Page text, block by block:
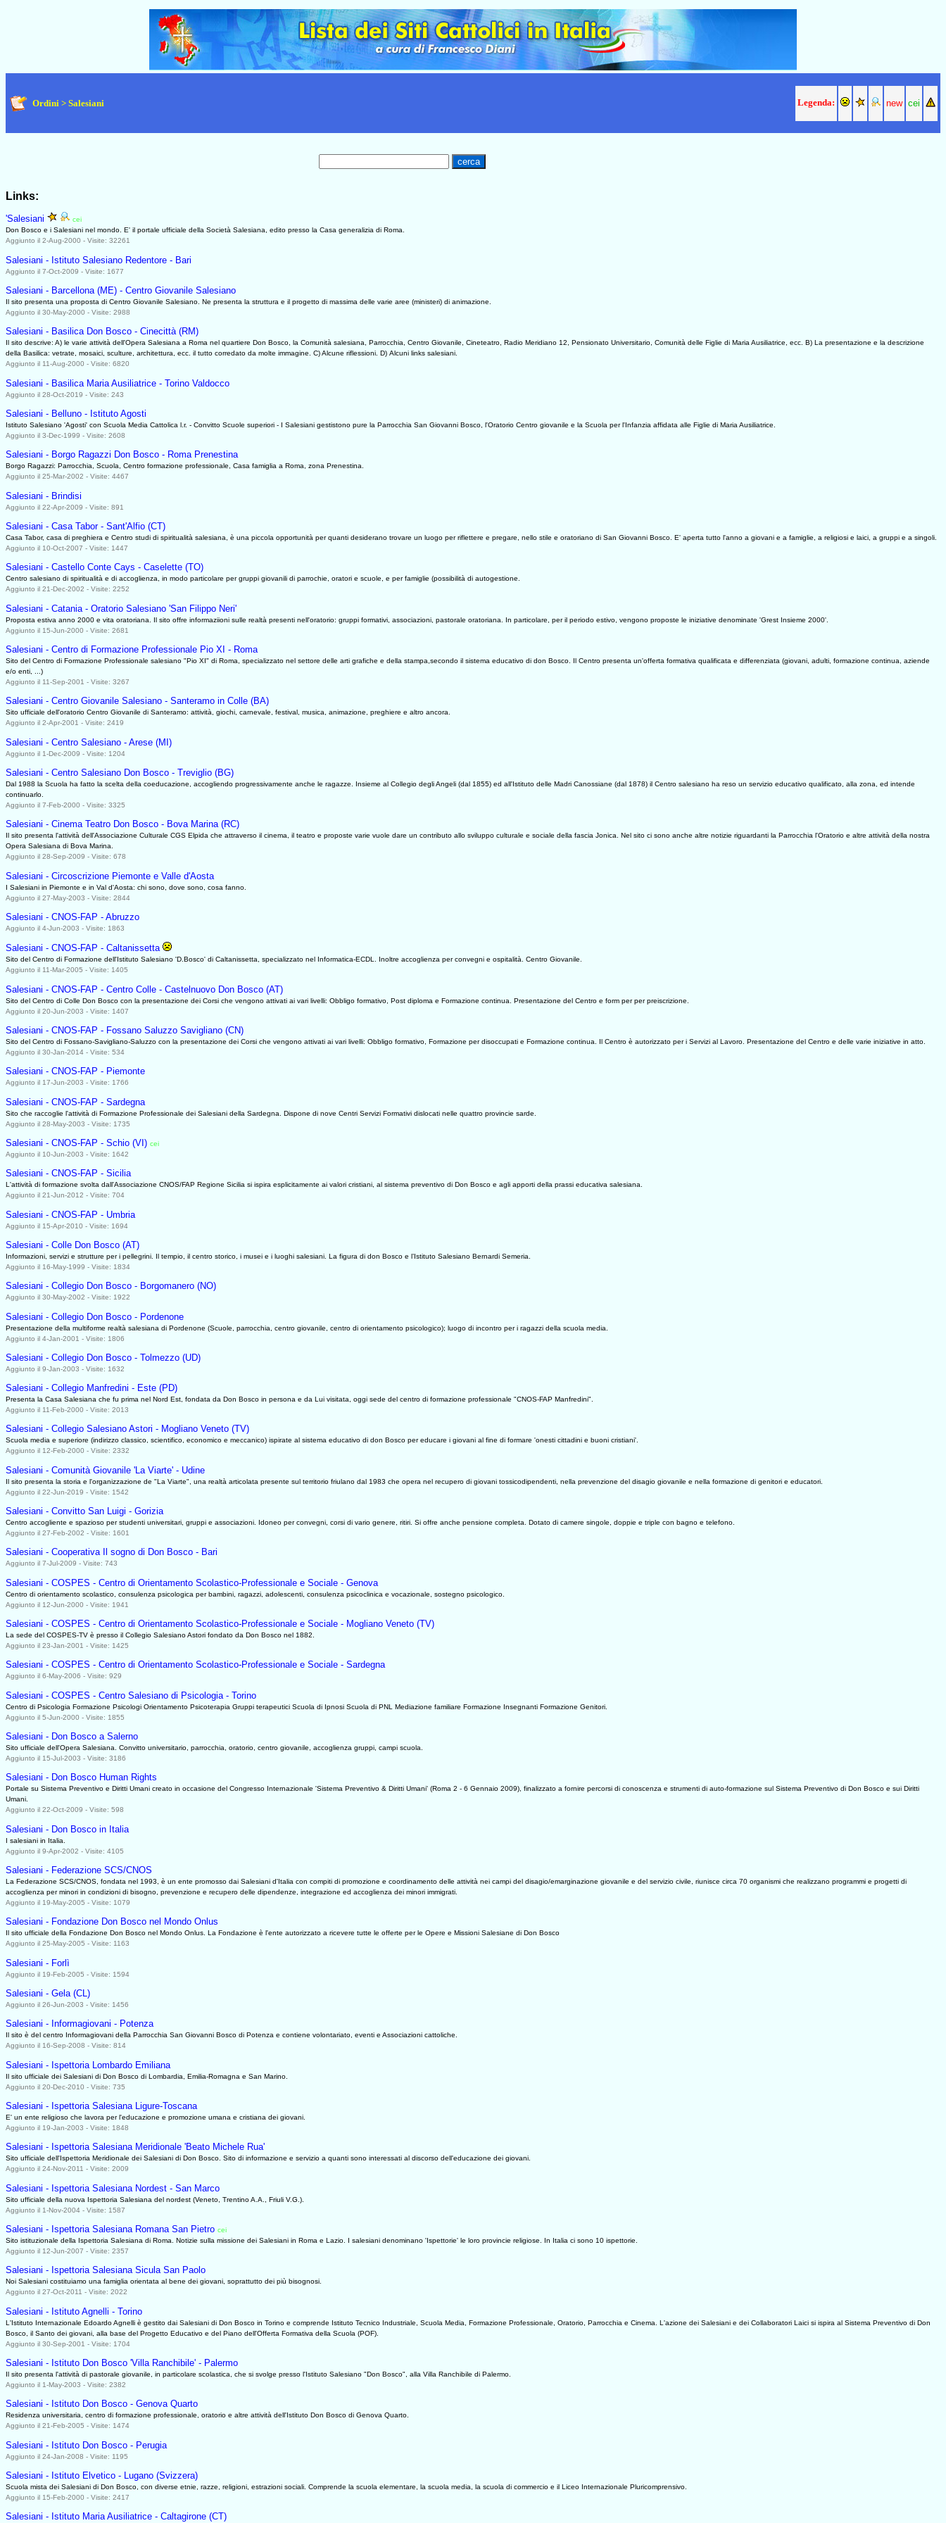
Ordini > Salesiani Legenda: new cei
Links:
'Salesiani cei
Don Bosco e i Salesiani nel mondo. E' il portale ufficiale della Società Salesiana, edito presso la Casa generalizia di Roma.
Aggiunto il 2-Aug-2000 - Visite: 32261
Salesiani - Istituto Salesiano Redentore - Bari
Aggiunto il 7-Oct-2009 - Visite: 1677
Salesiani - Barcellona (ME) - Centro Giovanile Salesiano
Il sito presenta una proposta di Centro Giovanile Salesiano. Ne presenta la struttura e il progetto di massima delle varie aree (ministeri) di animazione.
Aggiunto il 30-May-2000 - Visite: 2988
Salesiani - Basilica Don Bosco - Cinecittà (RM)
Il sito descrive: A) le varie attività dell'Opera Salesiana a Roma nel quartiere Don Bosco, la Comunità salesiana, Parrocchia, Centro Giovanile, Cineteatro, Radio Meridiano 12, Pensionato Universitario, Comunità delle Figlie di Maria Ausiliatrice, ecc. B) La presentazione e la descrizione
della Basilica: vetrate, mosaici, sculture, architettura, ecc. il tutto corredato da molte immagine. C) Alcune riflessioni. D) Alcuni links salesiani.
Aggiunto il 11-Aug-2000 - Visite: 6820
Salesiani - Basilica Maria Ausiliatrice - Torino Valdocco
Aggiunto il 28-Oct-2019 - Visite: 243
Salesiani - Belluno - Istituto Agosti
Istituto Salesiano 'Agosti' con Scuola Media Cattolica l.r. - Convitto Scuole superiori - I Salesiani gestistono pure la Parrocchia San Giovanni Bosco, l'Oratorio Centro giovanile e la Scuola per l'Infanzia affidata alle Figlie di Maria Ausiliatrice.
Aggiunto il 3-Dec-1999 - Visite: 2608
Salesiani - Borgo Ragazzi Don Bosco - Roma Prenestina
Borgo Ragazzi: Parrocchia, Scuola, Centro formazione professionale, Casa famiglia a Roma, zona Prenestina.
Aggiunto il 25-Mar-2002 - Visite: 4467
Salesiani - Brindisi
Aggiunto il 22-Apr-2009 - Visite: 891
Salesiani - Casa Tabor - Sant'Alfio (CT)
Casa Tabor, casa di preghiera e Centro studi di spiritualità salesiana, è una piccola opportunità per quanti desiderano trovare un luogo per riflettere e pregare, nello stile e oratoriano di San Giovanni Bosco. E' aperta tutto l'anno a giovani e a famiglie, a religiosi e laici, a gruppi e a singoli.
Aggiunto il 10-Oct-2007 - Visite: 1447
Salesiani - Castello Conte Cays - Caselette (TO)
Centro salesiano di spiritualità e di accoglienza, in modo particolare per gruppi giovanili di parrochie, oratori e scuole, e per famiglie (possibilità di autogestione.
Aggiunto il 21-Dec-2002 - Visite: 2252
Salesiani - Catania - Oratorio Salesiano 'San Filippo Neri'
Proposta estiva anno 2000 e vita oratoriana. Il sito offre informaziioni sulle realtà presenti nell'oratorio: gruppi formativi, associazioni, pastorale oratoriana. In particolare, per il periodo estivo, vengono proposte le iniziative denominate 'Grest Insieme 2000'.
Aggiunto il 15-Jun-2000 - Visite: 2681
Salesiani - Centro di Formazione Professionale Pio XI - Roma
Sito del Centro di Formazione Professionale salesiano "Pio XI" di Roma, specializzato nel settore delle arti grafiche e della stampa,secondo il sistema educativo di don Bosco. Il Centro presenta un'offerta formativa qualificata e differenziata (giovani, adulti, formazione continua, aziende
e/o enti, ...)
Aggiunto il 11-Sep-2001 - Visite: 3267
Salesiani - Centro Giovanile Salesiano - Santeramo in Colle (BA)
Sito ufficiale dell'oratorio Centro Giovanile di Santeramo: attività, giochi, carnevale, festival, musica, animazione, preghiere e altro ancora.
Aggiunto il 2-Apr-2001 - Visite: 2419
Salesiani - Centro Salesiano - Arese (MI)
Aggiunto il 1-Dec-2009 - Visite: 1204
Salesiani - Centro Salesiano Don Bosco - Treviglio (BG)
Dal 1988 la Scuola ha fatto la scelta della coeducazione, accogliendo progressivamente anche le ragazze. Insieme al Collegio degli Angeli (dal 1855) ed all'Istituto delle Madri Canossiane (dal 1878) il Centro salesiano ha reso un servizio educativo qualificato, alla zona, ed intende
continuarlo.
Aggiunto il 7-Feb-2000 - Visite: 3325
Salesiani - Cinema Teatro Don Bosco - Bova Marina (RC)
Il sito presenta l'attività dell'Associazione Culturale CGS Elpida che attraverso il cinema, il teatro e proposte varie vuole dare un contributo allo sviluppo culturale e sociale della fascia Jonica. Nel sito ci sono anche altre notizie riguardanti la Parrocchia l'Oratorio e altre attività della nostra
Opera Salesiana di Bova Marina.
Aggiunto il 28-Sep-2009 - Visite: 678
Salesiani - Circoscrizione Piemonte e Valle d'Aosta
I Salesiani in Piemonte e in Val d'Aosta: chi sono, dove sono, cosa fanno.
Aggiunto il 27-May-2003 - Visite: 2844
Salesiani - CNOS-FAP - Abruzzo
Aggiunto il 4-Jun-2003 - Visite: 1863
Salesiani - CNOS-FAP - Caltanissetta
Sito del Centro di Formazione dell'Istituto Salesiano 'D.Bosco' di Caltanissetta, specializzato nel Informatica-ECDL. Inoltre accoglienza per convegni e ospitalità. Centro Giovanile.
Aggiunto il 11-Mar-2005 - Visite: 1405
Salesiani - CNOS-FAP - Centro Colle - Castelnuovo Don Bosco (AT)
Sito del Centro di Colle Don Bosco con la presentazione dei Corsi che vengono attivati ai vari livelli: Obbligo formativo, Post diploma e Formazione continua. Presentazione del Centro e form per per preiscrizione.
Aggiunto il 20-Jun-2003 - Visite: 1407
Salesiani - CNOS-FAP - Fossano Saluzzo Savigliano (CN)
Sito del Centro di Fossano-Savigliano-Saluzzo con la presentazione dei Corsi che vengono attivati ai vari livelli: Obbligo formativo, Formazione per disoccupati e Formazione continua. Il Centro è autorizzato per i Servizi al Lavoro. Presentazione del Centro e delle varie iniziative in atto.
Aggiunto il 30-Jan-2014 - Visite: 534
Salesiani - CNOS-FAP - Piemonte
Aggiunto il 17-Jun-2003 - Visite: 1766
Salesiani - CNOS-FAP - Sardegna
Sito che raccoglie l'attività di Formazione Professionale dei Salesiani della Sardegna. Dispone di nove Centri Servizi Formativi dislocati nelle quattro provincie sarde.
Aggiunto il 28-May-2003 - Visite: 1735
Salesiani - CNOS-FAP - Schio (VI) cei
Aggiunto il 10-Jun-2003 - Visite: 1642
Salesiani - CNOS-FAP - Sicilia
L'attività di formazione svolta dall'Associazione CNOS/FAP Regione Sicilia si ispira esplicitamente ai valori cristiani, al sistema preventivo di Don Bosco e agli apporti della prassi educativa salesiana.
Aggiunto il 21-Jun-2012 - Visite: 704
Salesiani - CNOS-FAP - Umbria
Aggiunto il 15-Apr-2010 - Visite: 1694
Salesiani - Colle Don Bosco (AT)
Informazioni, servizi e strutture per i pellegrini. Il tempio, il centro storico, i musei e i luoghi salesiani. La figura di don Bosco e l’Istituto Salesiano Bernardi Semeria.
Aggiunto il 16-May-1999 - Visite: 1834
Salesiani - Collegio Don Bosco - Borgomanero (NO)
Aggiunto il 30-May-2002 - Visite: 1922
Salesiani - Collegio Don Bosco - Pordenone
Presentazione della multiforme realtà salesiana di Pordenone (Scuole, parrocchia, centro giovanile, centro di orientamento psicologico); luogo di incontro per i ragazzi della scuola media.
Aggiunto il 4-Jan-2001 - Visite: 1806
Salesiani - Collegio Don Bosco - Tolmezzo (UD)
Aggiunto il 9-Jan-2003 - Visite: 1632
Salesiani - Collegio Manfredini - Este (PD)
Presenta la Casa Salesiana che fu prima nel Nord Est, fondata da Don Bosco in persona e da Lui visitata, oggi sede del centro di formazione professionale "CNOS-FAP Manfredini".
Aggiunto il 11-Feb-2000 - Visite: 2013
Salesiani - Collegio Salesiano Astori - Mogliano Veneto (TV)
Scuola media e superiore (indirizzo classico, scientifico, economico e meccanico) ispirate al sistema educativo di don Bosco per educare i giovani al fine di formare 'onesti cittadini e buoni cristiani'.
Aggiunto il 12-Feb-2000 - Visite: 2332
Salesiani - Comunità Giovanile 'La Viarte' - Udine
Il sito presenta la storia e l'organizzazione de "La Viarte", una realtà articolata presente sul territorio friulano dal 1983 che opera nel recupero di giovani tossicodipendenti, nella prevenzione del disagio giovanile e nella formazione di genitori e educatori.
Aggiunto il 22-Jun-2019 - Visite: 1542
Salesiani - Convitto San Luigi - Gorizia
Centro accogliente e spazioso per studenti universitari, gruppi e associazioni. Idoneo per convegni, corsi di vario genere, ritiri. Si offre anche pensione completa. Dotato di camere singole, doppie e triple con bagno e telefono.
Aggiunto il 27-Feb-2002 - Visite: 1601
Salesiani - Cooperativa Il sogno di Don Bosco - Bari
Aggiunto il 7-Jul-2009 - Visite: 743
Salesiani - COSPES - Centro di Orientamento Scolastico-Professionale e Sociale - Genova
Centro di orientamento scolastico, consulenza psicologica per bambini, ragazzi, adolescenti, consulenza psicoclinica e vocazionale, sostegno psicologico.
Aggiunto il 12-Jun-2000 - Visite: 1941
Salesiani - COSPES - Centro di Orientamento Scolastico-Professionale e Sociale - Mogliano Veneto (TV)
La sede del COSPES-TV è presso il Collegio Salesiano Astori fondato da Don Bosco nel 1882.
Aggiunto il 23-Jan-2001 - Visite: 1425
Salesiani - COSPES - Centro di Orientamento Scolastico-Professionale e Sociale - Sardegna
Aggiunto il 6-May-2006 - Visite: 929
Salesiani - COSPES - Centro Salesiano di Psicologia - Torino
Centro di Psicologia Formazione Psicologi Orientamento Psicoterapia Gruppi terapeutici Scuola di Ipnosi Scuola di PNL Mediazione familiare Formazione Insegnanti Formazione Genitori.
Aggiunto il 5-Jun-2000 - Visite: 1855
Salesiani - Don Bosco a Salerno
Sito ufficiale dell'Opera Salesiana. Convitto universitario, parrocchia, oratorio, centro giovanile, accoglienza gruppi, campi scuola.
Aggiunto il 15-Jul-2003 - Visite: 3186
Salesiani - Don Bosco Human Rights
Portale su Sistema Preventivo e Diritti Umani creato in occasione del Congresso Internazionale 'Sistema Preventivo & Diritti Umani' (Roma 2 - 6 Gennaio 2009), finalizzato a fornire percorsi di conoscenza e strumenti di auto-formazione sul Sistema Preventivo di Don Bosco e sui Diritti
Umani.
Aggiunto il 22-Oct-2009 - Visite: 598
Salesiani - Don Bosco in Italia
I salesiani in Italia.
Aggiunto il 9-Apr-2002 - Visite: 4105
Salesiani - Federazione SCS/CNOS
La Federazione SCS/CNOS, fondata nel 1993, è un ente promosso dai Salesiani d'Italia con compiti di promozione e coordinamento delle attività nei campi del disagio/emarginazione giovanile e del servizio civile, riunisce circa 70 organismi che realizzano programmi e progetti di
accoglienza per minori in condizioni di bisogno, prevenzione e recupero delle dipendenze, integrazione ed accoglienza dei minori immigrati.
Aggiunto il 19-May-2005 - Visite: 1079
Salesiani - Fondazione Don Bosco nel Mondo Onlus
Il sito ufficiale della Fondazione Don Bosco nel Mondo Onlus. La Fondazione è l'ente autorizzato a ricevere tutte le offerte per le Opere e Missioni Salesiane di Don Bosco
Aggiunto il 25-May-2005 - Visite: 1163
Salesiani - Forlì
Aggiunto il 19-Feb-2005 - Visite: 1594
Salesiani - Gela (CL)
Aggiunto il 26-Jun-2003 - Visite: 1456
Salesiani - Informagiovani - Potenza
Il sito è del centro Informagiovani della Parrocchia San Giovanni Bosco di Potenza e contiene volontariato, eventi e Associazioni cattoliche.
Aggiunto il 16-Sep-2008 - Visite: 814
Salesiani - Ispettoria Lombardo Emiliana
Il sito ufficiale dei Salesiani di Don Bosco di Lombardia, Emilia-Romagna e San Marino.
Aggiunto il 20-Dec-2010 - Visite: 735
Salesiani - Ispettoria Salesiana Ligure-Toscana
E' un ente religioso che lavora per l'educazione e promozione umana e cristiana dei giovani.
Aggiunto il 19-Jan-2003 - Visite: 1848
Salesiani - Ispettoria Salesiana Meridionale 'Beato Michele Rua'
Sito ufficiale dell'Ispettoria Meridionale dei Salesiani di Don Bosco. Sito di informazione e servizio a quanti sono interessati al discorso dell'educazione dei giovani.
Aggiunto il 24-Nov-2011 - Visite: 2009
Salesiani - Ispettoria Salesiana Nordest - San Marco
Sito ufficiale della nuova Ispettoria Salesiana del nordest (Veneto, Trentino A.A., Friuli V.G.).
Aggiunto il 1-Nov-2004 - Visite: 1587
Salesiani - Ispettoria Salesiana Romana San Pietro cei
Sito istituzionale della Ispettoria Salesiana di Roma. Notizie sulla missione dei Salesiani in Roma e Lazio. I salesiani denominano 'Ispettorie' le loro provincie religiose. In Italia ci sono 10 ispettorie.
Aggiunto il 12-Jun-2007 - Visite: 2357
Salesiani - Ispettoria Salesiana Sicula San Paolo
Noi Salesiani costituiamo una famiglia orientata al bene dei giovani, soprattutto dei più bisognosi.
Aggiunto il 27-Oct-2011 - Visite: 2022
Salesiani - Istituto Agnelli - Torino
L'Istituto Internazionale Edoardo Agnelli è gestito dai Salesiani di Don Bosco in Torino e comprende Istituto Tecnico Industriale, Scuola Media, Formazione Professionale, Oratorio, Parrocchia e Cinema. L'azione dei Salesiani e dei Collaboratori Laici si ispira al Sistema Preventivo di Don
Bosco, il Santo dei giovani, alla base del Progetto Educativo e del Piano dell'Offerta Formativa della Scuola (POF).
Aggiunto il 30-Sep-2001 - Visite: 1704
Salesiani - Istituto Don Bosco 'Villa Ranchibile' - Palermo
Il sito presenta l'attività di pastorale giovanile, in particolare scolastica, che si svolge presso l'Istituto Salesiano "Don Bosco", alla Villa Ranchibile di Palermo.
Aggiunto il 1-May-2003 - Visite: 2382
Salesiani - Istituto Don Bosco - Genova Quarto
Residenza universitaria, centro di formazione professionale, oratorio e altre attività dell'Istituto Don Bosco di Genova Quarto.
Aggiunto il 21-Feb-2005 - Visite: 1474
Salesiani - Istituto Don Bosco - Perugia
Aggiunto il 24-Jan-2008 - Visite: 1195
Salesiani - Istituto Elvetico - Lugano (Svizzera)
Scuola mista dei Salesiani di Don Bosco, con diverse etnie, razze, religioni, estrazioni sociali. Comprende la scuola elementare, la scuola media, la scuola di commercio e il Liceo Internazionale Pluricomprensivo.
Aggiunto il 15-Feb-2000 - Visite: 2417
Salesiani - Istituto Maria Ausiliatrice - Caltagirone (CT)